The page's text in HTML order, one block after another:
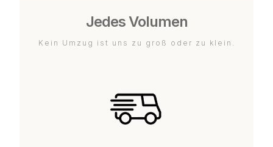
Jedes Volumen
Kein Umzug ist uns zu groß oder zu klein.